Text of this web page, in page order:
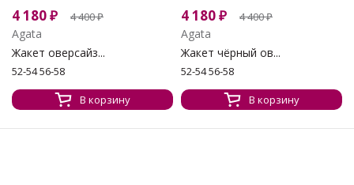
4 180₽ 4 400₽
Agata
Жакет оверсайз...
52-54 56-58
В корзину
4 180₽ 4 400₽
Agata
Жакет чёрный ов...
52-54 56-58
В корзину